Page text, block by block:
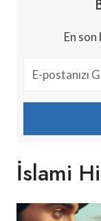
En
İslami